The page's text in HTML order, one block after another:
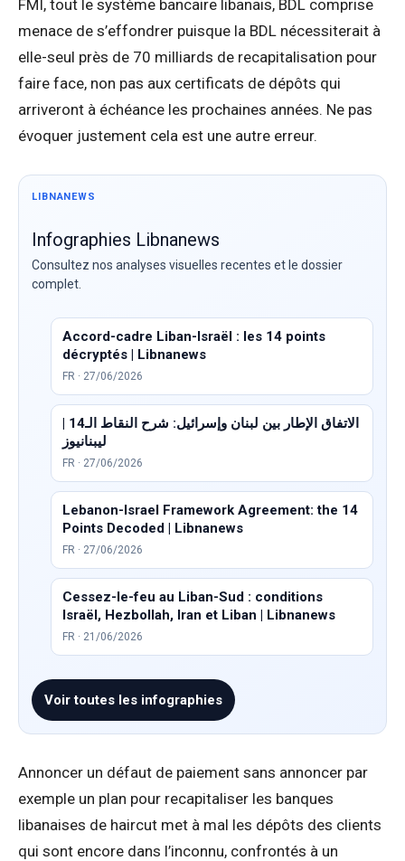
FMI, tout le système bancaire libanais, BDL comprise
menace de s’effondrer puisque la BDL nécessiterait à
elle-seul près de 70 milliards de recapitalisation pour
faire face, non pas aux certificats de dépôts qui
arriveront à échéance les prochaines années. Ne pas
évoquer justement cela est une autre erreur.
LIBNANEWS
Infographies Libnanews
Consultez nos analyses visuelles recentes et le dossier
complet.
Accord-cadre Liban-Israël : les 14 points
décryptés | Libnanews
FR · 27/06/2026
الاتفاق الإطار بين لبنان وإسرائيل: شرح النقاط الـ14 |
ليبنانيوز
FR · 27/06/2026
Lebanon-Israel Framework Agreement: the 14
Points Decoded | Libnanews
FR · 27/06/2026
Cessez-le-feu au Liban-Sud : conditions
Israël, Hezbollah, Iran et Liban | Libnanews
FR · 21/06/2026
Voir toutes les infographies
Annoncer un défaut de paiement sans annoncer par
exemple un plan pour recapitaliser les banques
libanaises de haircut met à mal les dépôts des clients
qui sont encore dans l’inconnu, confrontés à un